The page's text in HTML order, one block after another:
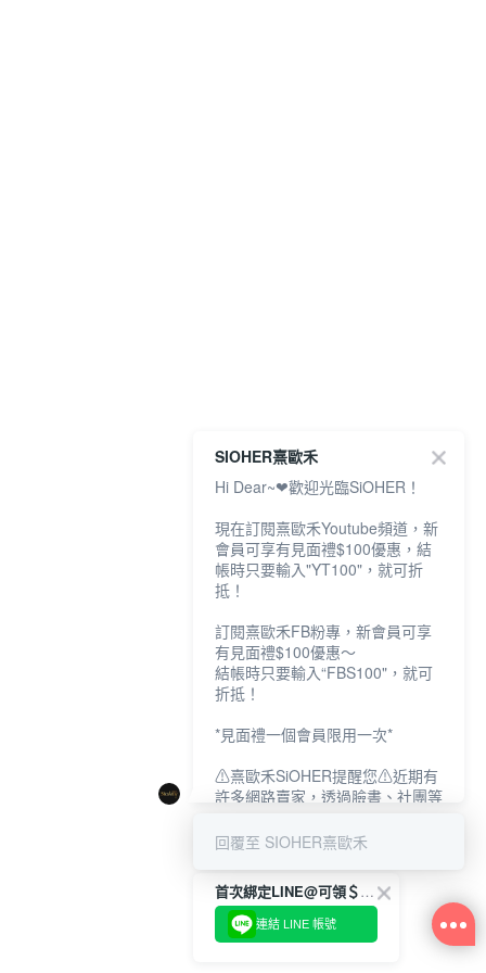
首次綁定LINE@可領＄100折扣優惠
連結 LINE 帳號
SIOHER熹歐禾
Hi Dear~❤歡迎光臨SiOHER！
現在訂閱熹歐禾Youtube頻道，新
會員可享有見面禮$100優惠，結
帳時只要輸入"YT100"，就可折
抵！
訂閱熹歐禾FB粉專，新會員可享
有見面禮$100優惠～
結帳時只要輸入“FBS100"，就可
折抵！
*見面禮一個會員限用一次*
⚠熹歐禾SiOHER提醒您⚠近期有
許多網路賣家，透過臉書、社團等
SiOHER』品牌授權、或有內部管
消費者上當及受害。
如有疑慮請至官網先訂單查尋如
〝TM / TS / TG〞開頭,都是我們
回覆至 SIOHER熹歐禾